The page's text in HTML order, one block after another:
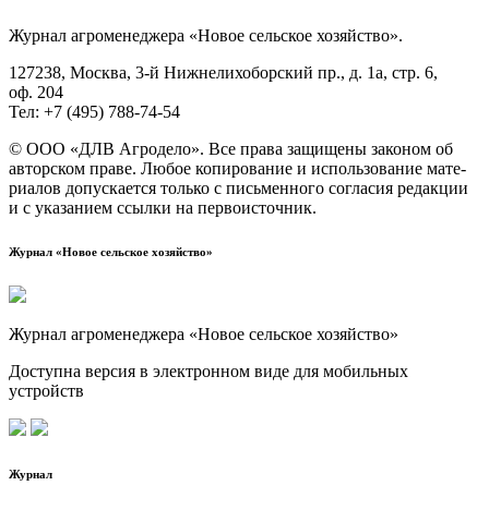
Жур­нал агро­ме­не­дже­ра «Новое сель­ское хозяйство».
127238, Москва, 3‑й Ниж­не­ли­хо­бор­ский пр., д. 1а, стр. 6,
оф. 204
Тел: +7 (495) 788‑74‑54
© ООО «ДЛВ Агро­де­ло». Все пра­ва защи­ще­ны зако­ном об
автор­ском пра­ве. Любое копи­ро­ва­ние и исполь­зо­ва­ние мате­
ри­а­лов допус­ка­ет­ся толь­ко с пись­мен­но­го согла­сия редак­ции
и с ука­за­ни­ем ссыл­ки на первоисточник.
Журнал «Новое сельское хозяйство»
Журнал агроменеджера «Новое сельское хозяйство»
Доступна версия в электронном виде для мобильных
устройств
Журнал